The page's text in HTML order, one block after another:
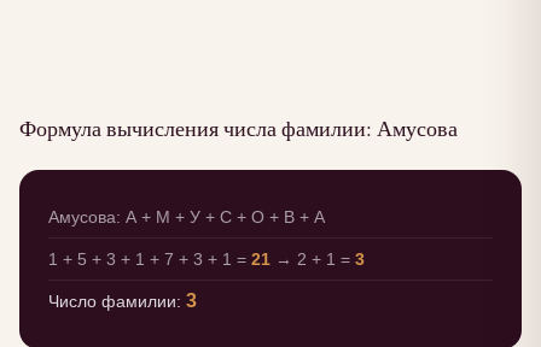
Формула вычисления числа фамилии: Амусова
Амусова: А + М + У + С + О + В + А
1 + 5 + 3 + 1 + 7 + 3 + 1 = 21 → 2 + 1 = 3
Число фамилии: 3